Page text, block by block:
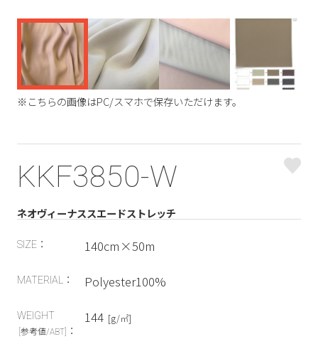
※こちらの画像はPC/スマホで保存いただけます。
KKF3850-W
ネオヴィーナススエードストレッチ
SIZE： 140cm×50m
MATERIAL： Polyester100%
WEIGHT
[参考値/ABT] ：
144 [g/㎡]